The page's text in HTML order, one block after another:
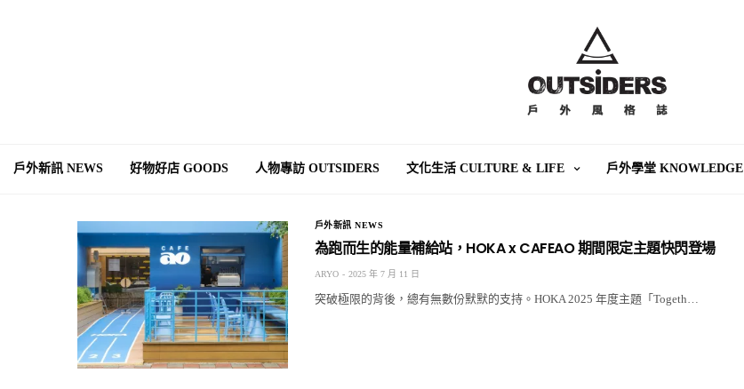
戶外新訊 NEWS 好物好店 GOODS 人物專訪 OUTSIDERS 文化生活 CULTURE & LIFE 戶外學堂 KNOWLEDGE
戶外新訊 NEWS
為跑而生的能量補給站，HOKA x CAFEAO 期間限定主題快閃登場
ARYO 2025 年 7 月 11 日
突破極限的背後，總有無數份默默的支持。HOKA 2025 年度主題「Togeth…